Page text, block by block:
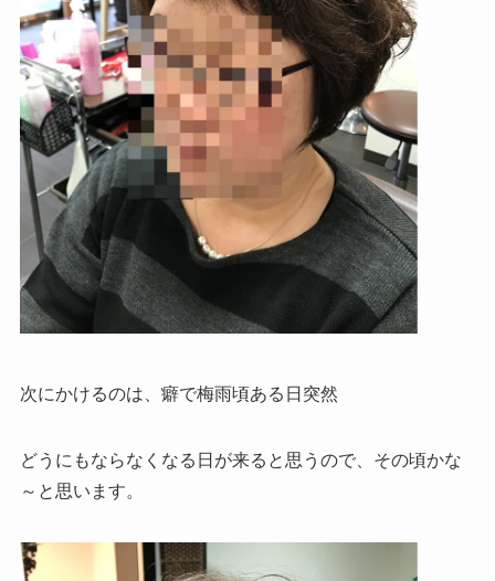
次にかけるのは、癖で梅雨頃ある日突然
どうにもならなくなる日が来ると思うので、その頃かな
～と思います。